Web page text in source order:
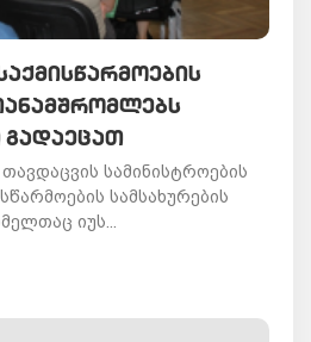
ᲒᲐᲓᲐᲔᲪᲐᲗ
სამინისტროების
სამსახურების
იუს...